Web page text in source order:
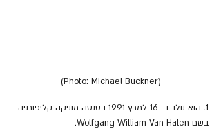
(Photo: Michael Buckner)
1. הוא נולד ב- 16 למרץ 1991 בסנטה מוניקה קליפורניה
בשם Wolfgang William Van Halen.